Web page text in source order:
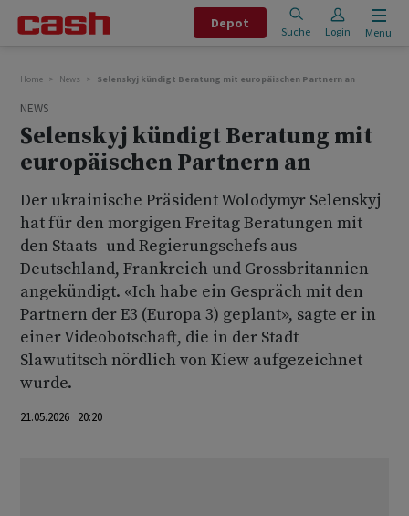
Depot
Suche Login Menu
Home News Selenskyj kündigt Beratung mit europäischen Partnern an
NEWS
Selenskyj kündigt Beratung mit
europäischen Partnern an
Der ukrainische Präsident Wolodymyr Selenskyj
hat für den morgigen Freitag Beratungen mit
den Staats- und Regierungschefs aus
Deutschland, Frankreich und Grossbritannien
angekündigt. «Ich habe ein Gespräch mit den
Partnern der E3 (Europa 3) geplant», sagte er in
einer Videobotschaft, die in der Stadt
Slawutitsch nördlich von Kiew aufgezeichnet
wurde.
21.05.2026 20:20